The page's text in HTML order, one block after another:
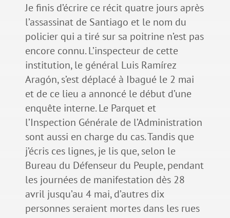
Je finis d’écrire ce récit quatre jours après
l’assassinat de Santiago et le nom du
policier qui a tiré sur sa poitrine n’est pas
encore connu. L’inspecteur de cette
institution, le général Luis Ramírez
Aragón, s’est déplacé à Ibagué le 2 mai
et de ce lieu a annoncé le début d’une
enquête interne. Le Parquet et
l’Inspection Générale de l’Administration
sont aussi en charge du cas. Tandis que
j’écris ces lignes, je lis que, selon le
Bureau du Défenseur du Peuple, pendant
les journées de manifestation dès 28
avril jusqu’au 4 mai, d’autres dix
personnes seraient mortes dans les rues